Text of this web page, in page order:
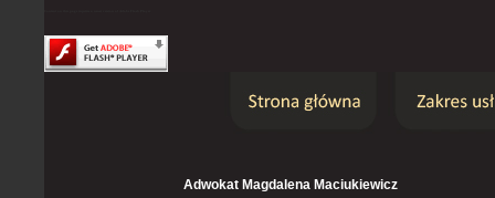
Adwokat Magdalena Maciukiewicz